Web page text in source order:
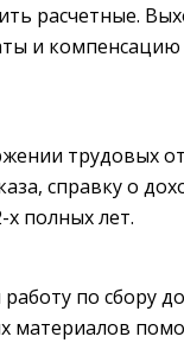
расчетные.
и компенсацию
трудовых
справку о
полных лет.
по сбору
материалов